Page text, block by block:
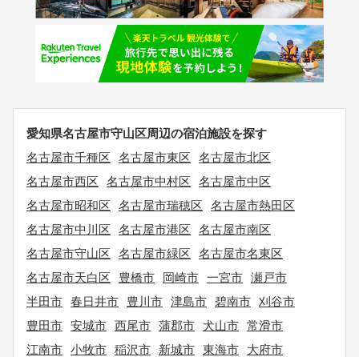
愛知県名古屋市守山区周辺の宿泊施設を探す
名古屋市千種区
名古屋市東区
名古屋市北区
名古屋市西区
名古屋市中村区
名古屋市中区
名古屋市昭和区
名古屋市瑞穂区
名古屋市熱田区
名古屋市中川区
名古屋市港区
名古屋市南区
名古屋市守山区
名古屋市緑区
名古屋市名東区
名古屋市天白区
豊橋市 岡崎市 一宮市 瀬戸市
半田市 春日井市 豊川市 津島市 碧南市 刈谷市
豊田市 安城市 西尾市 蒲郡市 犬山市 常滑市
江南市 小牧市 稲沢市 新城市 東海市
大府市